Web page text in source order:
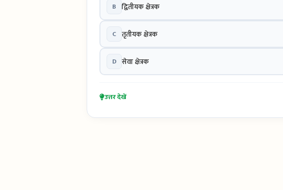
B द्वितीयक क्षेत्रक
C तृतीयक क्षेत्रक
D सेवा क्षेत्रक
उत्तर देखें